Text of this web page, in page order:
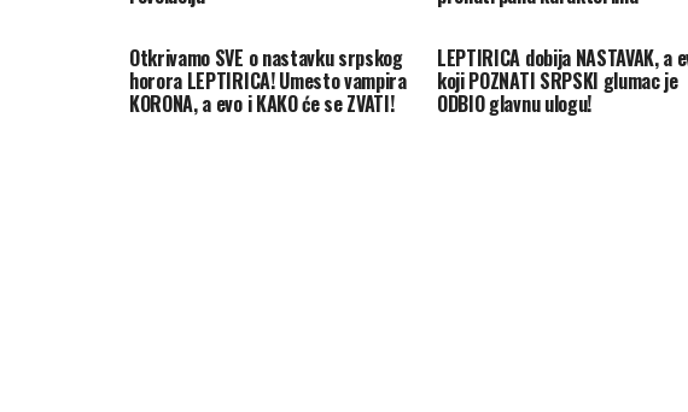
Otkrivamo SVE o nastavku srpskog
horora LEPTIRICA! Umesto vampira
KORONA, a evo i KAKO će se ZVATI!
LEPTIRICA dobija NASTAVAK, a
koji POZNATI SRPSKI glumac je
ODBIO glavnu ulogu!